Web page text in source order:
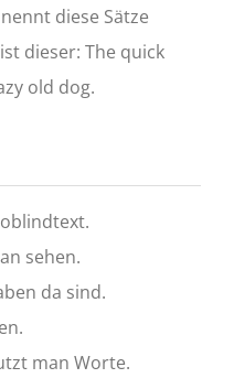
diese Sätze
dieser: The quick
old dog.
sehen.
da sind.
man Worte.